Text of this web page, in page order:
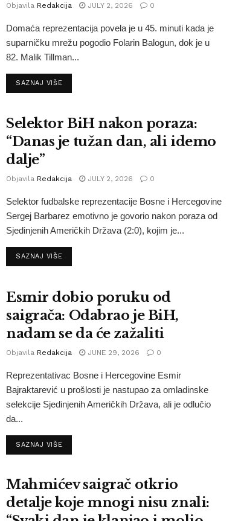
Objavila Redakcija JULY 2, 2026 0
Domaća reprezentacija povela je u 45. minuti kada je
suparničku mrežu pogodio Folarin Balogun, dok je u
82. Malik Tillman...
SAZNAJ VIŠE
Selektor BiH nakon poraza:
“Danas je tužan dan, ali idemo
dalje”
Objavila Redakcija JULY 2, 2026 0
Selektor fudbalske reprezentacije Bosne i Hercegovine
Sergej Barbarez emotivno je govorio nakon poraza od
Sjedinjenih Američkih Država (2:0), kojim je...
SAZNAJ VIŠE
Esmir dobio poruku od
saigrača: Odabrao je BiH,
nadam se da će zažaliti
Objavila Redakcija JUNE 29, 2026 0
Reprezentativac Bosne i Hercegovine Esmir
Bajraktarević u prošlosti je nastupao za omladinske
selekcije Sjedinjenih Američkih Država, ali je odlučio
da...
SAZNAJ VIŠE
Mahmićev saigrač otkrio
detalje koje mnogi nisu znali: